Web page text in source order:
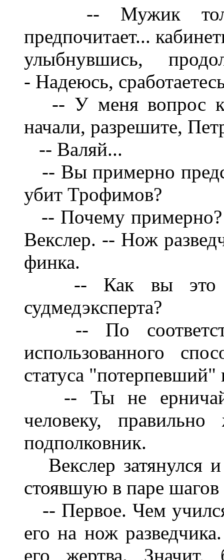
-- Мужик
предпочитает...
улыбнувшись,
- Надеюсь,
-- У меня вопрос
начали, разрешите,
-- Валяй...
-- Вы примерно
убит Трофимов?
-- Почему
Векслер. -- Нож
финка.
-- Как вы это
судмедэксперта?
-- По
использованного
статуса "потерпевший"
-- Ты не
человеку,
подполковник.
Векслер затянулся
стоявшую в паре шагов
-- Первое. Чем
его на нож
его жертва. Значит,